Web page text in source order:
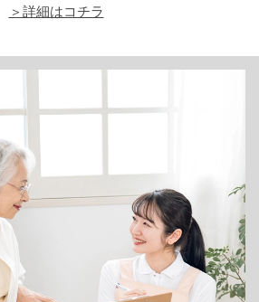
＞詳細はコチラ